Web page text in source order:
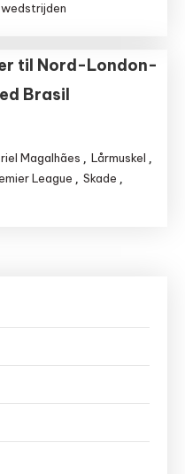
wedstrijden
til Nord-London-
Brasil
Magalhães , Lårmuskel ,
League , Skade ,